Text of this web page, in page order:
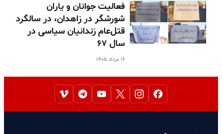
فعالیت جوانان و یاران
شورشگر در زاهدان، در سالگرد
قتل‌عام زندانیان سیاسی در
سال ۶۷
۱۶ مرداد ۱۴۰۵